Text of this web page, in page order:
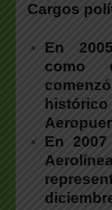
Cargos
En
como
En